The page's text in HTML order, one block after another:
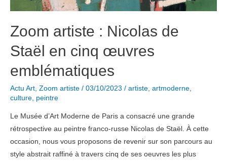
Zoom artiste : Nicolas de
Staël en cinq œuvres
emblématiques
Actu Art, Zoom artiste / 03/10/2023 / artiste, artmoderne,
culture, peintre
Le Musée d’Art Moderne de Paris a consacré une grande
rétrospective au peintre franco-russe Nicolas de Staël. À cette
occasion, nous vous proposons de revenir sur son parcours au
style abstrait raffiné à travers cinq de ses oeuvres les plus